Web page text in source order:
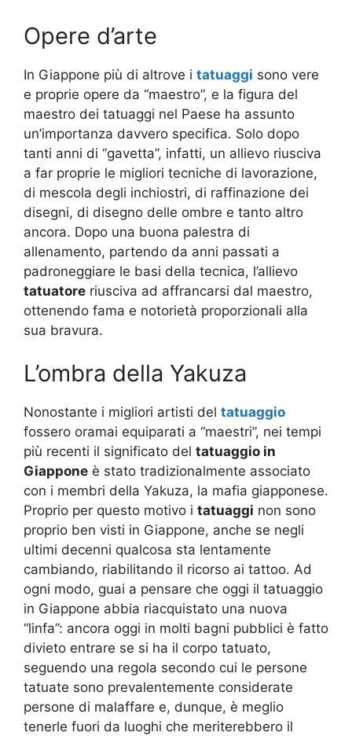
Opere d’arte
In Giappone più di altrove i tatuaggi sono vere
e proprie opere da “maestro”, e la figura del
maestro dei tatuaggi nel Paese ha assunto
un’importanza davvero specifica. Solo dopo
tanti anni di “gavetta”, infatti, un allievo riusciva
a far proprie le migliori tecniche di lavorazione,
di mescola degli inchiostri, di raffinazione dei
disegni, di disegno delle ombre e tanto altro
ancora. Dopo una buona palestra di
allenamento, partendo da anni passati a
padroneggiare le basi della tecnica, l’allievo
tatuatore riusciva ad affrancarsi dal maestro,
ottenendo fama e notorietà proporzionali alla
sua bravura.
L’ombra della Yakuza
Nonostante i migliori artisti del tatuaggio
fossero oramai equiparati a “maestri”, nei tempi
più recenti il significato del tatuaggio in
Giappone è stato tradizionalmente associato
con i membri della Yakuza, la mafia giapponese.
Proprio per questo motivo i tatuaggi non sono
proprio ben visti in Giappone, anche se negli
ultimi decenni qualcosa sta lentamente
cambiando, riabilitando il ricorso ai tattoo. Ad
ogni modo, guai a pensare che oggi il tatuaggio
in Giappone abbia riacquistato una nuova
“linfa”: ancora oggi in molti bagni pubblici è fatto
divieto entrare se si ha il corpo tatuato,
seguendo una regola secondo cui le persone
tatuate sono prevalentemente considerate
persone di malaffare e, dunque, è meglio
tenerle fuori da luoghi che meriterebbero il